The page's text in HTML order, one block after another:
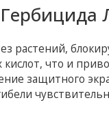
растений,
что и
защитного